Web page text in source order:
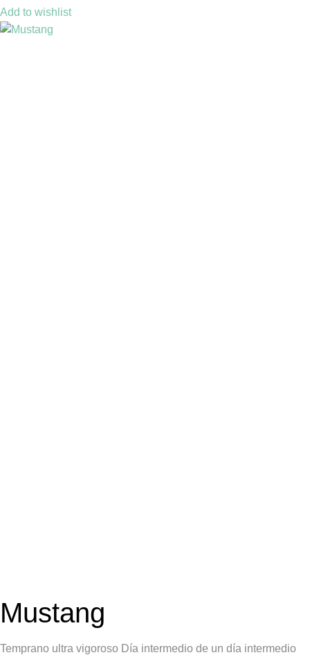
Add to wishlist
Mustang
Temprano ultra vigoroso Día intermedio de un día intermedio